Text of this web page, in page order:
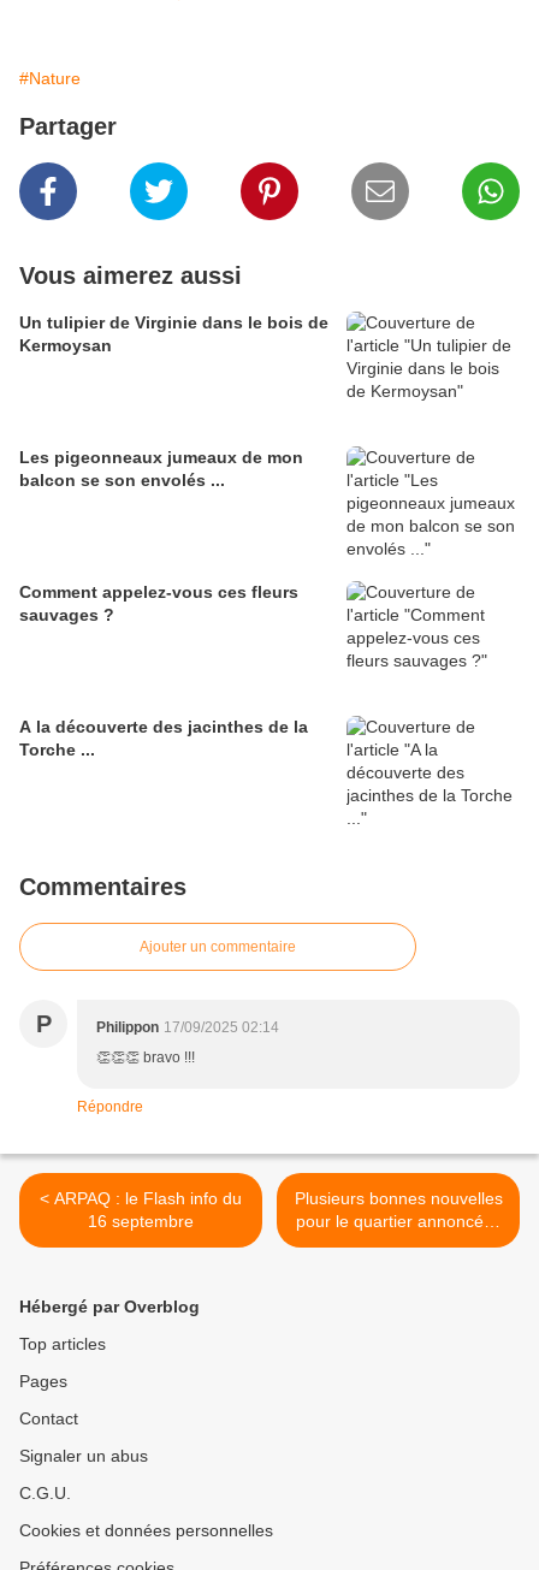
#Nature
Partager
Vous aimerez aussi
Un tulipier de Virginie dans le bois de
Kermoysan
Les pigeonneaux jumeaux de mon
balcon se son envolés ...
Comment appelez-vous ces fleurs
sauvages ?
A la découverte des jacinthes de la
Torche ...
Commentaires
Ajouter un commentaire
P Philippon 17/09/2025 02:14
👏👏👏 bravo !!!
Répondre
< ARPAQ : le Flash info du
16 septembre
Plusieurs bonnes nouvelles
pour le quartier annoncées
ce soir par la maire dans
Hébergé par Overblog
Top articles
Pages
Contact
Signaler un abus
C.G.U.
Cookies et données personnelles